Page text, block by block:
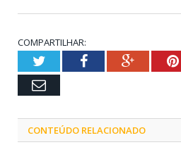
COMPARTILHAR:
TwitterFacebookGoogle+
Email
CONTEÚDO RELACIONADO